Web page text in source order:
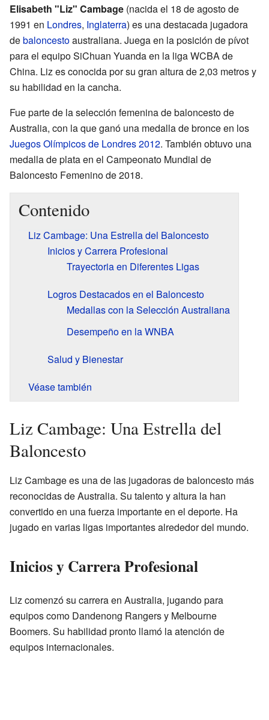
Elisabeth "Liz" Cambage (nacida el 18 de agosto de
1991 en Londres, Inglaterra) es una destacada jugadora
debaloncestoaustraliana. Juega en la posición de pívot
para el equipo SiChuan Yuanda en la liga WCBA de
China. Liz es conocida por su gran altura de 2,03 metros y
su habilidad en la cancha.
Fue parte de la selección femenina de baloncesto de
Australia, con la que ganó una medalla de bronce en los
Juegos Olímpicos de Londres 2012. También obtuvo una
medalla de plata en el Campeonato Mundial de
Baloncesto Femenino de 2018.
Contenido
Liz Cambage: Una Estrella del Baloncesto
Inicios y Carrera Profesional
Trayectoria en Diferentes Ligas
Logros Destacados en el Baloncesto
Medallas con la Selección Australiana
Desempeño en la WNBA
Salud y Bienestar
Véase también
Liz Cambage: Una Estrella del
Baloncesto
Liz Cambage es una de las jugadoras de baloncesto más
reconocidas de Australia. Su talento y altura la han
convertido en una fuerza importante en el deporte. Ha
jugado en varias ligas importantes alrededor del mundo.
Inicios y Carrera Profesional
Liz comenzó su carrera en Australia, jugando para
equipos como Dandenong Rangers y Melbourne
Boomers. Su habilidad pronto llamó la atención de
equipos internacionales.